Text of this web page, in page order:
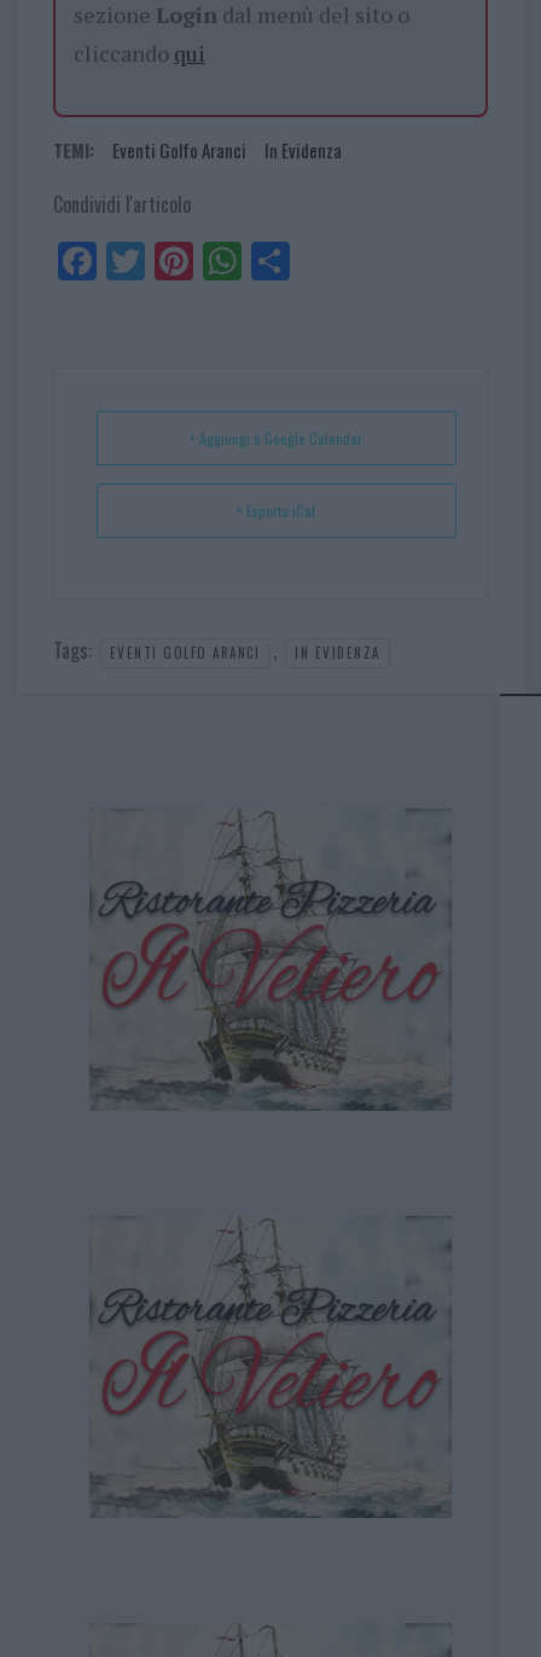
sezione Logindal menù del sito o
cliccando qui
TEMI: Eventi Golfo Aranci In Evidenza
Condividi l'articolo
Fa
ce
Tw
itt
Pi
nt
t
W
ha
p
Sh
+ Aggiungi a Google Calendar
+ Esporta iCal
Tags: EVENTI GOLFO ARANCI , IN EVIDENZA